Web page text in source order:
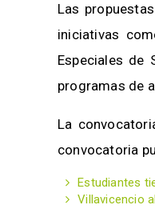
Las
iniciativas
Especiales de
programas de
La
convocatoria
Estudiantes
Villavicencio